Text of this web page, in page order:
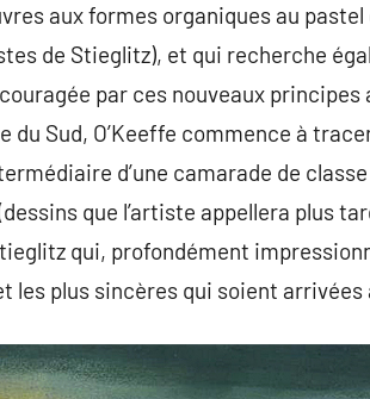
aux formes organiques au
de Stieglitz), et qui recherche
par ces nouveaux
du Sud, O’Keeffe commence à
d’une camarade de
que l’artiste appellera plus
qui, profondément
les plus sincères qui soient arrivées